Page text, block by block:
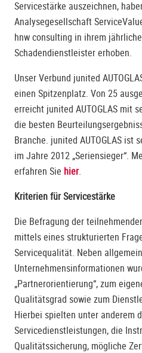
Servicestärke auszeichnen,
Analysegesellschaft
hnw consulting in ihrem
Schadendienstleister erhoben.
Unser Verbund junited
einen Spitzenplatz. Von 25
erreicht junited AUTOGLAS mit
die besten
Branche. junited AUTOGLAS ist
im Jahre 2012 „Seriensieger“.
erfahren Sie hier.
Kriterien für Servicestärke
Die Befragung der
mittels eines strukturierten
Servicequalität. Neben
Unternehmensinformationen
„Partnerorientierung“, zum
Qualitätsgrad sowie zum
Hierbei spielten unter anderem
Servicedienstleistungen, die
Qualitätssicherung, mögliche